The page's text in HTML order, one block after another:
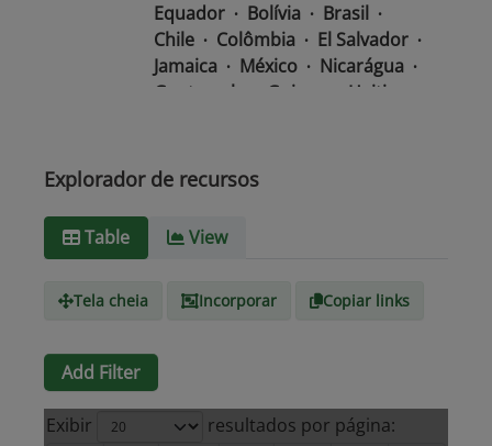
Equador
Bolívia
Brasil
Chile
Colômbia
El Salvador
Jamaica
México
Nicarágua
Guatemala
Guiana
Haiti
Paraguai
Peru
Tipo de
Mídia
Explorador de recursos
Table View
Tela cheia Incorporar Copiar links
Add Filter